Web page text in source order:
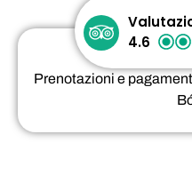
4.6
Prenotazioni e